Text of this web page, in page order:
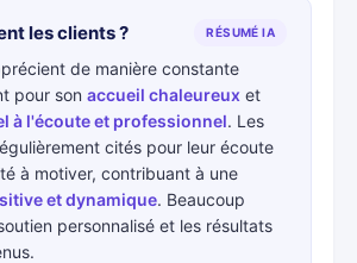
les clients ? RÉSUMÉ IA
de manière constante
pour son accueil chaleureux et
à l'écoute et professionnel. Les
cités pour leur écoute
à motiver, contribuant à une
et dynamique. Beaucoup
personnalisé et les résultats